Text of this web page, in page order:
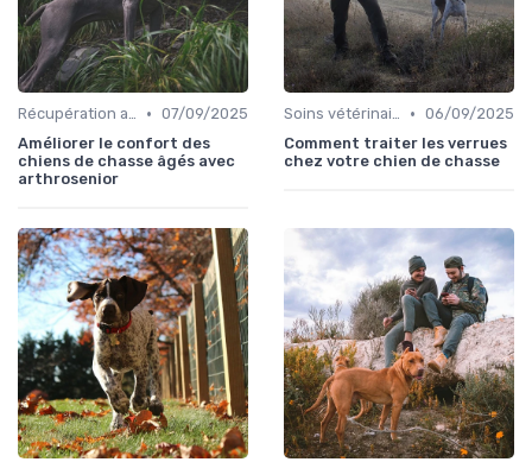
Récupération après la chasse • 07/09/2025
Améliorer le confort des
chiens de chasse âgés avec
arthrosenior
Soins vétérinaires pour chiens de chasse • 06/09/2025
Comment traiter les verrues
chez votre chien de chasse